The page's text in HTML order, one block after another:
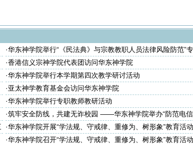
·华东神学院举行“《民法典》与宗教教职人员法律风险防范”
座
·香港信义宗神学院代表团访问华东神学院
·华东神学院举行本学期第四次教学研讨活动
·亚太神学教育基金会访问华东神学院
·华东神学院举行专职教师教研活动
·筑牢安全防线，共建无诈校园 ——华东神学院举办“防范电
诈骗”专题教育讲座
·华东神学院开展“学法规、守戒律、重修为、树形象”教育活
次集体学习会
·华东神学院召开“学法规、守戒律、重修为、树形象”教育活